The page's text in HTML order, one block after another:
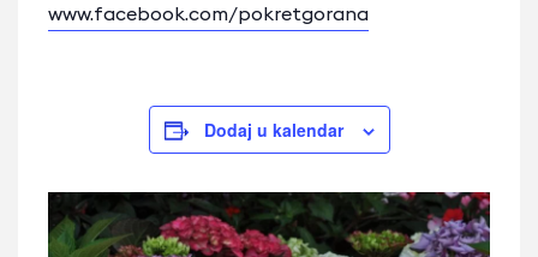
www.facebook.com/pokretgorana
Dodaj u kalendar